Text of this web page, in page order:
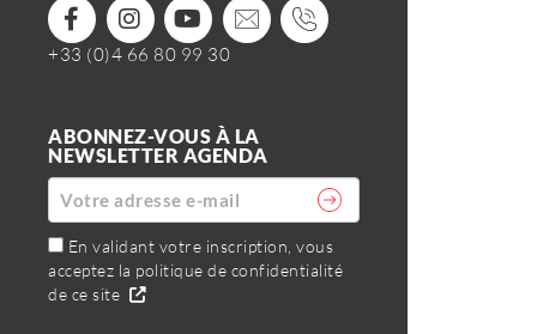
+33 (0)4 66 80 99 30
ABONNEZ-VOUS À LA
NEWSLETTER AGENDA
En validant votre inscription, vous
acceptez la politique de confidentialité
de ce site